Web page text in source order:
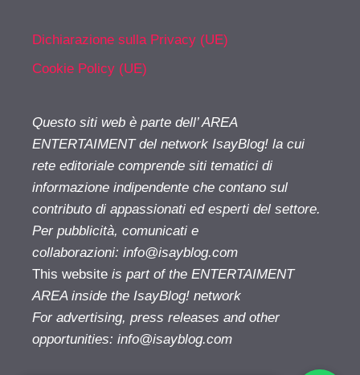
Dichiarazione sulla Privacy (UE)
Cookie Policy (UE)
Questo siti web è parte dell’ AREA
ENTERTAIMENT del network IsayBlog! la cui
rete editoriale comprende siti tematici di
informazione indipendente che contano sul
contributo di appassionati ed esperti del settore.
Per pubblicità, comunicati e
collaborazioni: info@isayblog.com
This website is part of the ENTERTAIMENT
AREA inside the IsayBlog! network
For advertising, press releases and other
opportunities: info@isayblog.com